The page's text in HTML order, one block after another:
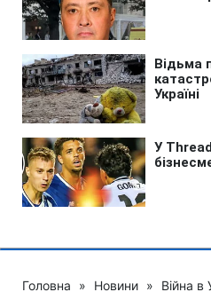
Головна » Новини » Війна в